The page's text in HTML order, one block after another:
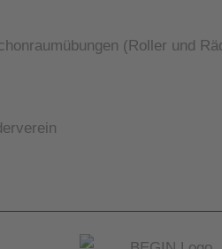
(Roller und